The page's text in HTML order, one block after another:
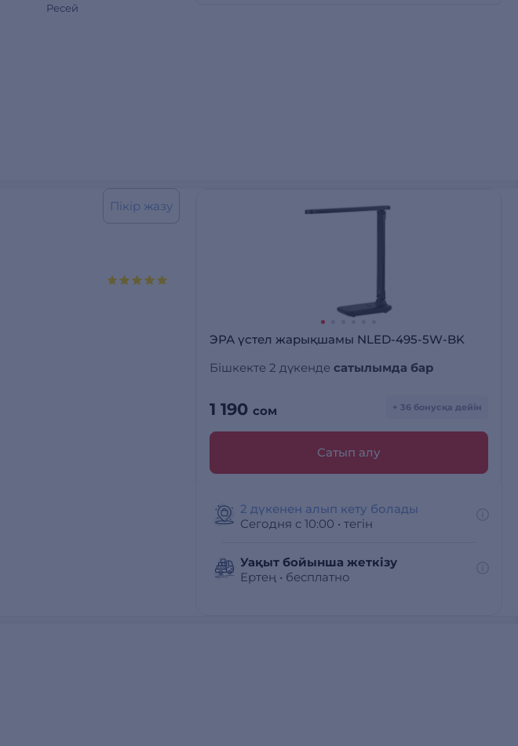
Ресей
Пікір жазу
ЭРА үстел жарықшамы NLED-495-5W-BK
Бішкекте 2 дүкенде сатылымда бар
1 190 сом + 36 бонусқа дейін
Сатып алу
2 дүкенен алып кету болады
Сегодня с 10:00 • тегін
Уақыт бойынша жеткізу
Ертең • бесплатно